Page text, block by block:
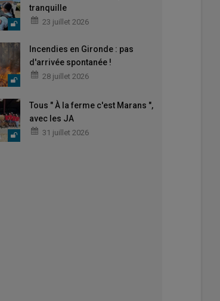
tranquille
23 juillet 2026
Incendies en Gironde : pas
d'arrivée spontanée !
28 juillet 2026
Tous " À la ferme c'est Marans ",
avec les JA
31 juillet 2026